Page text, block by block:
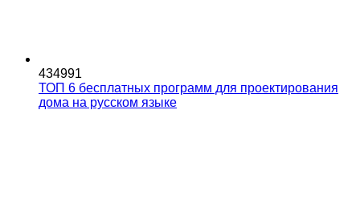
434991
ТОП 6 бесплатных программ для проектирования
дома на русском языке